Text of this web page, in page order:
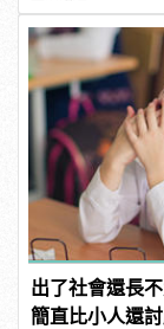
出了社會還長
簡直比小人還討